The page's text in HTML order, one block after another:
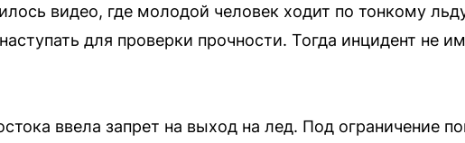
видео, где молодой человек ходит по тонкому
для проверки прочности. Тогда инцидент не
ввела запрет на выход на лед. Под ограничение